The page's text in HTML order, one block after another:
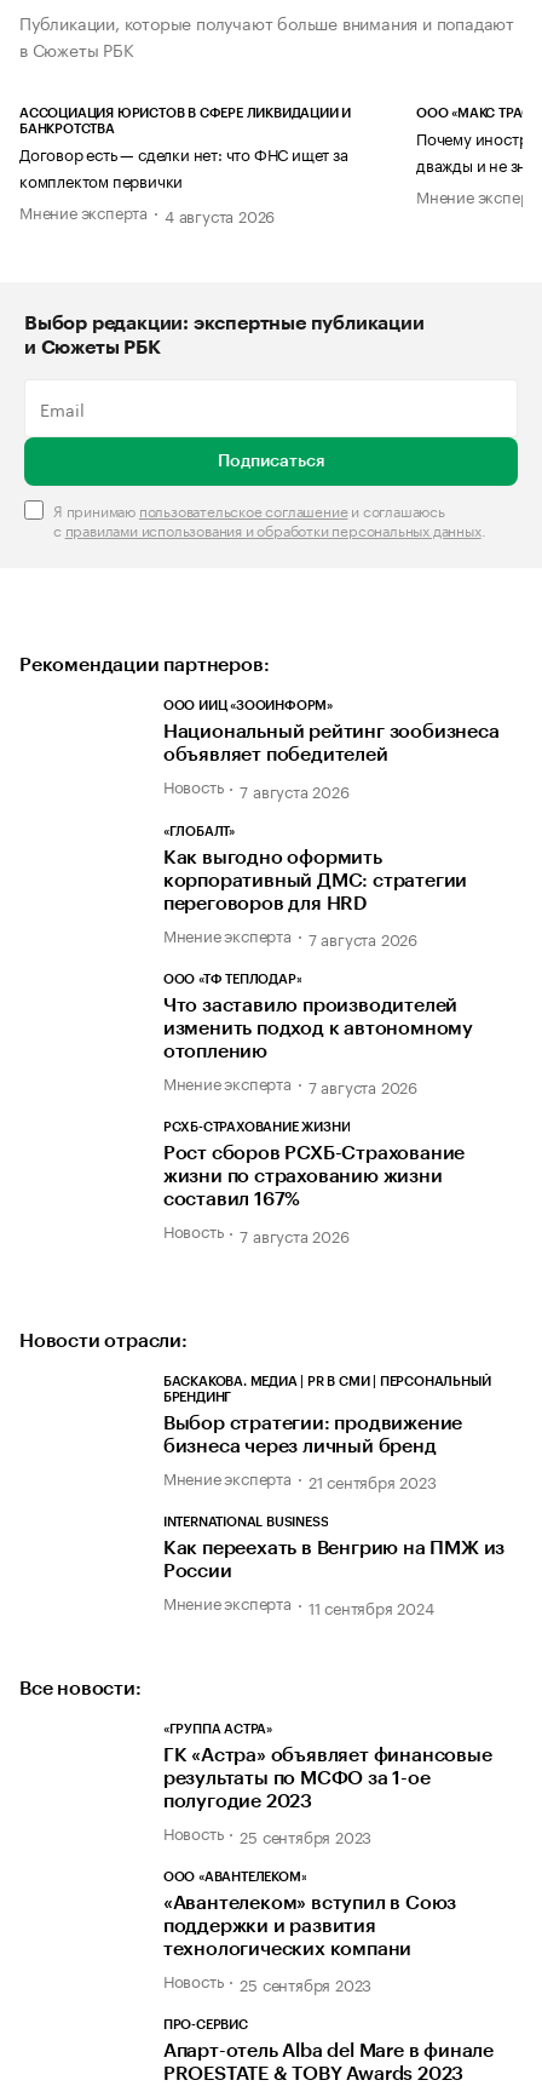
Публикации, которые получают больше внимания и попадают
в Сюжеты РБК
АССОЦИАЦИЯ ЮРИСТОВ В СФЕРЕ ЛИКВИДАЦИИ И
БАНКРОТСТВА
Договор есть — сделки нет: что ФНС ищет за
комплектом первички
Мнение эксперта
4 августа 2026
ООО «МАКС ТРАСТ»
Почему
дважды и не
Мнение
Выбор редакции: экспертные публикации
и Сюжеты РБК
Подписаться
Я принимаю пользовательское соглашениеи соглашаюсь
с правилами использования и обработки персональных данных.
Рекомендации партнеров:
ООО ИИЦ «ЗООИНФОРМ»
Национальный рейтинг зообизнеса
объявляет победителей
Новость 7 августа 2026
«ГЛОБАЛТ»
Как выгодно оформить
корпоративный ДМС: стратегии
переговоров для HRD
Мнение эксперта 7 августа 2026
ООО «ТФ ТЕПЛОДАР»
Что заставило производителей
изменить подход к автономному
отоплению
Мнение эксперта 7 августа 2026
РСХБ-СТРАХОВАНИЕ ЖИЗНИ
Рост сборов РСХБ-Страхование
жизни по страхованию жизни
составил 167%
Новость 7 августа 2026
Новости отрасли:
БАСКАКОВА. МЕДИА | PR В СМИ | ПЕРСОНАЛЬНЫЙ
БРЕНДИНГ
Выбор стратегии: продвижение
бизнеса через личный бренд
Мнение эксперта 21 сентября 2023
INTERNATIONAL BUSINESS
Как переехать в Венгрию на ПМЖ из
России
Мнение эксперта 11 сентября 2024
Все новости:
«ГРУППА АСТРА»
ГК «Астра» объявляет финансовые
результаты по МСФО за 1-ое
полугодие 2023
Новость 25 сентября 2023
ООО «АВАНТЕЛЕКОМ»
«Авантелеком» вступил в Союз
поддержки и развития
технологических компани
Новость 25 сентября 2023
ПРО-СЕРВИС
Апарт-отель Alba del Mare в финале
PROESTATE & TOBY Awards 2023